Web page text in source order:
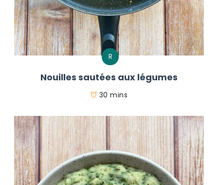
R
Nouilles sautées aux légumes
30 mins